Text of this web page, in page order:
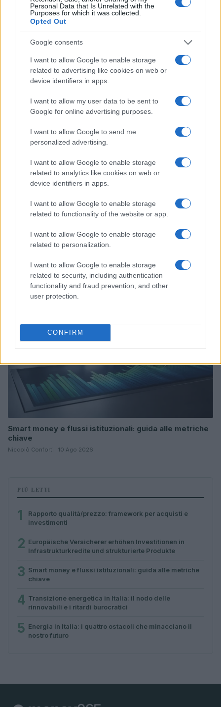
Personal Data that Is Unrelated with the
Purposes for which it was collected.
Opted Out
Google consents
I want to allow Google to enable storage
related to advertising like cookies on web or
device identifiers in apps.
I want to allow my user data to be sent to
Google for online advertising purposes.
I want to allow Google to send me
personalized advertising.
I want to allow Google to enable storage
related to analytics like cookies on web or
device identifiers in apps.
I want to allow Google to enable storage
related to functionality of the website or app.
I want to allow Google to enable storage
related to personalization.
I want to allow Google to enable storage
related to security, including authentication
functionality and fraud prevention, and other
user protection.
CONFIRM
Rapporto qualità/prezzo: framework per acquisti e
investimenti
INVESTIMENTI
Europäische Versicherer erhöhen Investitionen in
Edoardo Vitali · 10 Ago 2026
Smart money e flussi istituzionali: guida alle metriche
chiave
Niccolò Conforti · 10 Ago 2026
PIÙ LETTI
1
Rapporto qualità/prezzo: framework per acquisti e
investimenti
2 Europäische Versicherer erhöhen Investitionen in
Infrastrukturkredite und strukturierte Produkte
3 Smart money e flussi istituzionali: guida alle metriche
chiave
4 Transizione energetica in Italia: il nodo delle
rinnovabili e i ritardi burocratici
5 Energia in Italia: i quattro ostacoli che minacciano il
nostro futuro